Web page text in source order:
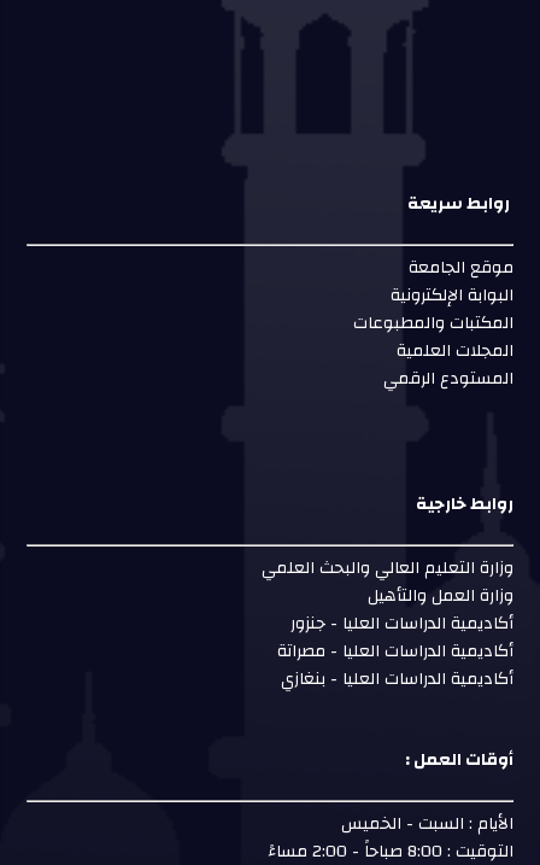
روابط سريعة
موقع الجامعة
البوابة الإلكترونية
المكتبات والمطبوعات
المجلات العلمية
المستودع الرقمي
روابط خارجية
وزارة التعليم العالي والبحث العلمي
وزارة العمل والتأهيل
أكاديمية الدراسات العليا - جنزور
أكاديمية الدراسات العليا - مصراتة
أكاديمية الدراسات العليا - بنغازي
أوقات العمل :
الأيام : السبت - الخميس
التوقيت : 8:00 صباحاً - 2:00 مساءً